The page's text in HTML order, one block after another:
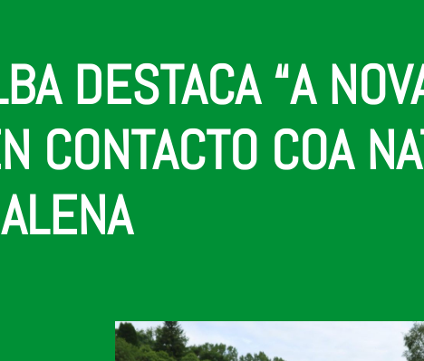
DESTACA “A
CONTACTO COA